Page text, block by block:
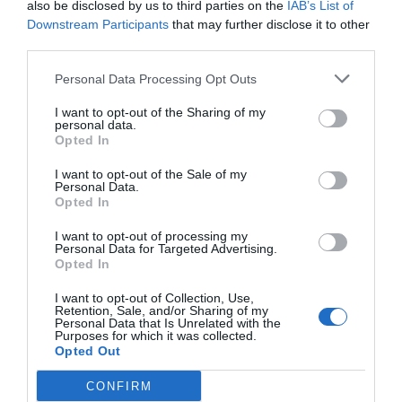
also be disclosed by us to third parties on the IAB’s List of
Downstream Participants that may further disclose it to other
Personal Data Processing Opt Outs
I want to opt-out of the Sharing of my
personal data.
Opted In
I want to opt-out of the Sale of my
Personal Data.
Opted In
I want to opt-out of processing my
Personal Data for Targeted Advertising.
Opted In
I want to opt-out of Collection, Use,
Retention, Sale, and/or Sharing of my
Personal Data that Is Unrelated with the
Purposes for which it was collected.
Opted Out
CONFIRM
de Mango
representen el 20%
dos anys abans del
previst
exdirector d'Apple
per liderar la
innovació
Siri que et
modelet
ELS MÉS LLEGITS
AVUI DESTAQUEM